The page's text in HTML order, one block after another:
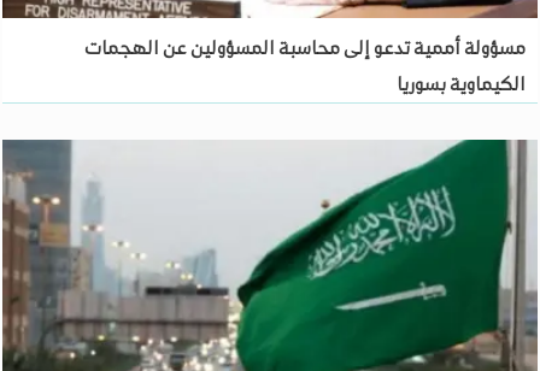
مسؤولة أممية تدعو إلى محاسبة المسؤولين عن الهجمات
الكيماوية بسوريا